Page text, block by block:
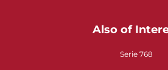
Also of
Serie 768